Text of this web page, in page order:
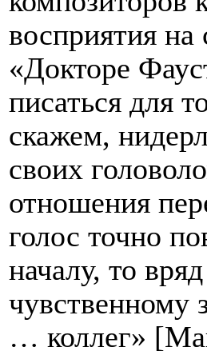
восприятия
«Докторе
писаться для
скажем,
своих
отношения
голос точно
началу, то
чувственному
… коллег»